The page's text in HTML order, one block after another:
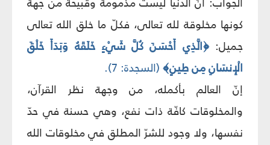
كونها مخلوقة لله تعالى، فكلّ ما خلق الله تعالى
جميل: ﴿الَّذِي أَحْسَنَ كُلَّ شَيْءٍ خَلَقَهُ وَبَدَأَ خَلْقَ
الْإِنسَانِ مِن طِينٍ﴾ (السجدة: 7).
إنّ العالم بأكمله، من وجهة نظر القرآن،
والمخلوقات كافّة ذات نفع، وهي حسنة في حدّ
نفسها، ولا وجود للشرّ المطلق في مخلوقات الله